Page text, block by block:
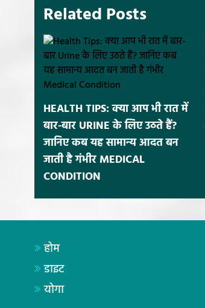
Related Posts
HEALTH TIPS: क्या आप भी रात में
बार-बार URINE के लिए उठते हैं?
जानिए कब यह सामान्य आदत बन
जाती है गंभीर MEDICAL
CONDITION
होम
डाइट
योगा